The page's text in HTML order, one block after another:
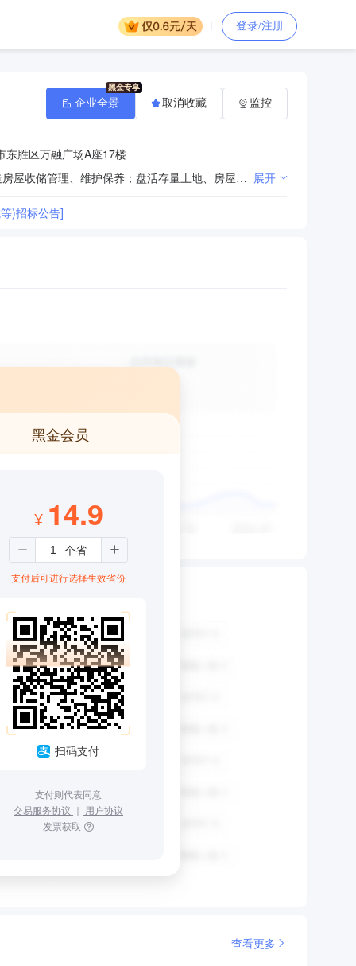
登录/注册
东胜区万融广场A座17楼
许可经营项目：无 一般经营项目：国有资产房屋运营运作、保障性住房、安居工程运营管理、棚户区改造房屋收储管理、维护保养；盘活存量土地、房屋资产、市政工程建设、房屋工程建设、资产管理、资产的收购与处置等业务 展开
)招标公告]
企业全景 取消收藏 监控
黑金会员
¥ 14.9
支付后可进行选择生效省份
扫码支付
支付则代表同意
交易服务协议 ｜ 用户协议
发票获取
查看更多